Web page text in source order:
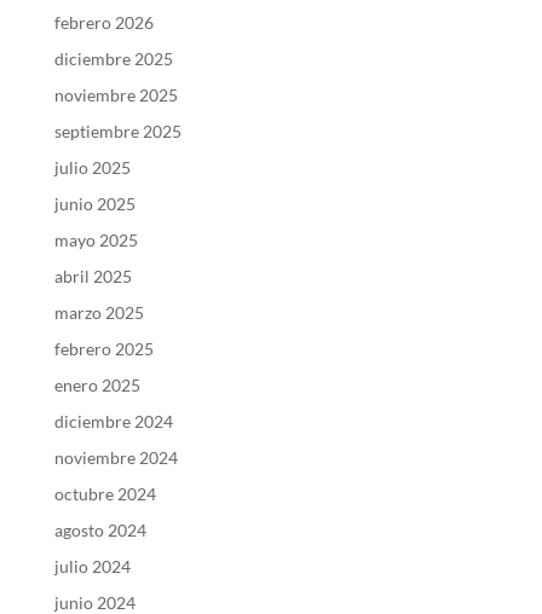
febrero 2026
diciembre 2025
noviembre 2025
septiembre 2025
julio 2025
junio 2025
mayo 2025
abril 2025
marzo 2025
febrero 2025
enero 2025
diciembre 2024
noviembre 2024
octubre 2024
agosto 2024
julio 2024
junio 2024